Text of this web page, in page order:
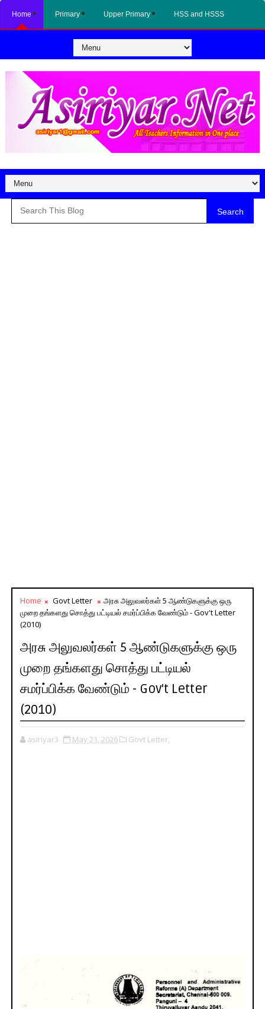
Home Primary Upper Primary HSS and HSSS
Search
Home Govt Letter
அரசு அலுவலர்கள் 5 ஆண்டுகளுக்கு ஒரு
முறை தங்களது சொத்து பட்டியல் சமர்ப்பிக்க வேண்டும் - Gov't Letter
(2010)
அரசு அலுவலர்கள் 5 ஆண்டுகளுக்கு ஒரு
முறை தங்களது சொத்து பட்டியல்
சமர்ப்பிக்க வேண்டும் - Gov't Letter
(2010)
asiriyar3 May 21, 2026 Govt Letter,